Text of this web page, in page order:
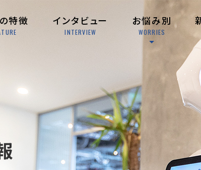
特徴 インタビュー
INTERVIEW
お悩み別
WORRIES